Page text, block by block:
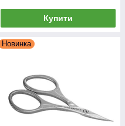
Купити
Новинка